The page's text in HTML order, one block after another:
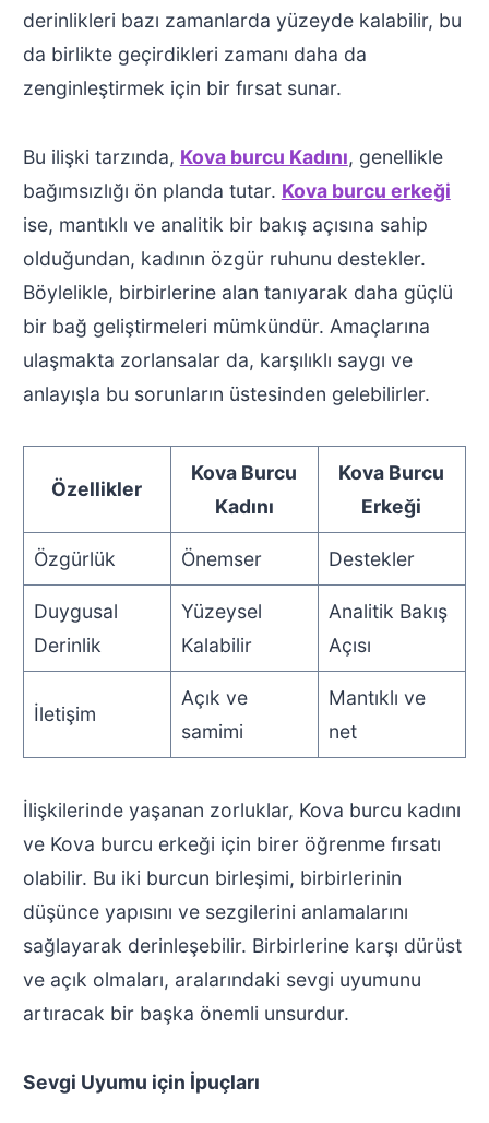
derinlikleri bazı zamanlarda yüzeyde kalabilir, bu
da birlikte geçirdikleri zamanı daha da
zenginleştirmek için bir fırsat sunar.
Bu ilişki tarzında, Kova burcu Kadını, genellikle
bağımsızlığı ön planda tutar. Kova burcu erkeği
ise, mantıklı ve analitik bir bakış açısına sahip
olduğundan, kadının özgür ruhunu destekler.
Böylelikle, birbirlerine alan tanıyarak daha güçlü
bir bağ geliştirmeleri mümkündür. Amaçlarına
ulaşmakta zorlansalar da, karşılıklı saygı ve
anlayışla bu sorunların üstesinden gelebilirler.
Özellikler
Kova Burcu
Kadını
Kova Burcu
Erkeği
Özgürlük Önemser Destekler
Duygusal
Derinlik
Yüzeysel
Kalabilir
Analitik Bakış
Açısı
İletişim
Açık ve
samimi
Mantıklı ve
net
İlişkilerinde yaşanan zorluklar, Kova burcu kadını
ve Kova burcu erkeği için birer öğrenme fırsatı
olabilir. Bu iki burcun birleşimi, birbirlerinin
düşünce yapısını ve sezgilerini anlamalarını
sağlayarak derinleşebilir. Birbirlerine karşı dürüst
ve açık olmaları, aralarındaki sevgi uyumunu
artıracak bir başka önemli unsurdur.
Sevgi Uyumu için İpuçları